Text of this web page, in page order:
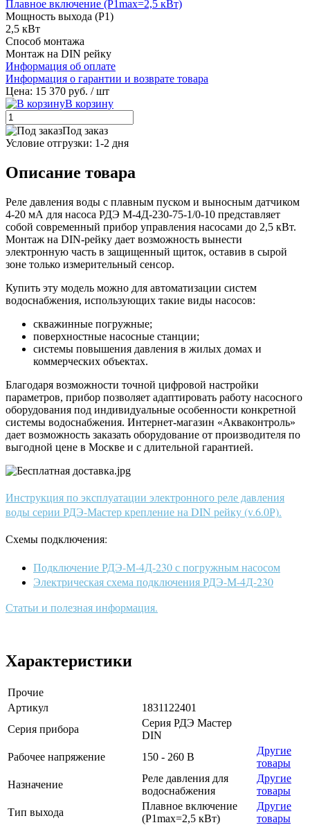
Плавное включение (P1max=2,5 кВт)
Мощность выхода (P1)
2,5 кВт
Способ монтажа
Монтаж на DIN рейку
Информация об оплате
Информация о гарантии и возврате товара
Цена: 15 370 руб. / шт
В корзину
Под заказ
Условие отгрузки: 1-2 дня
Описание товара
Реле давления воды с плавным пуском и выносным датчиком
4-20 мА для насоса РДЭ М-4Д-230-75-1/0-10 представляет
собой современный прибор управления насосами до 2,5 кВт.
Монтаж на DIN-рейку дает возможность вынести
электронную часть в защищенный щиток, оставив в сырой
зоне только измерительный сенсор.
Купить эту модель можно для автоматизации систем
водоснабжения, использующих такие виды насосов:
скважинные погружные;
поверхностные насосные станции;
системы повышения давления в жилых домах и
коммерческих объектах.
Благодаря возможности точной цифровой настройки
параметров, прибор позволяет адаптировать работу насосного
оборудования под индивидуальные особенности конкретной
системы водоснабжения. Интернет-магазин «Акваконтроль»
дает возможность заказать оборудование от производителя по
выгодной цене в Москве и с длительной гарантией.
Инструкция по эксплуатации электронного реле давления
воды серии РДЭ-Мастер крепление на DIN рейку (v.6.0Р).
Схемы подключения:
Подключение РДЭ-М-4Д-230 с погружным насосом
Электрическая схема подключения РДЭ-М-4Д-230
Статьи и полезная информация.
Характеристики
Прочие
Артикул
1831122401
Серия прибора
Серия РДЭ Мастер
DIN
Рабочее напряжение
150 - 260 В
Другие
товары
Назначение
Реле давления для
водоснабжения
Другие
товары
Тип выхода
Плавное включение
(P1max=2,5 кВт)
Другие
товары